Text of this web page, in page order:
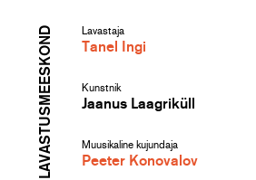
LAVASTUSMEESKOND Lavastaja
Tanel Ingi
Kunstnik
Jaanus Laagriküll
Muusikaline kujundaja
Peeter Konovalov